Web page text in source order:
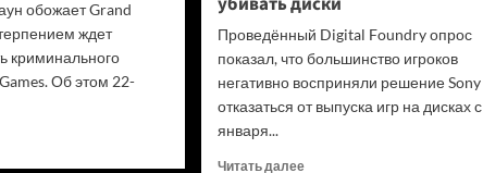
обожает Grand
ждет
криминального
Об этом 22-
Проведённый Digital Foundry опрос
показал, что большинство игроков
негативно восприняли решение Sony
отказаться от выпуска игр на дисках с
января...
Читать далееПрочитать